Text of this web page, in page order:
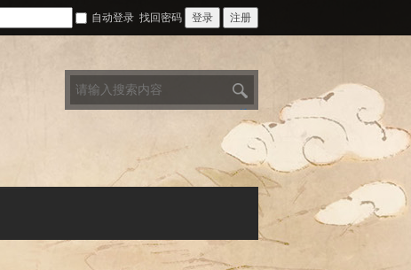
自动登录 找回密码 登录 注册